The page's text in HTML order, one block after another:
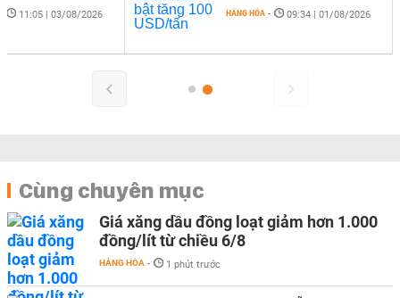
HÀNG HÓA - 11:05 | 03/08/2026 HÀNG HÓA - 09:34 | 01/
Cùng chuyên mục
Giá xăng dầu đồng loạt giảm hơn 1.000
đồng/lít từ chiều 6/8
HÀNG HÓA - 1 phút trước